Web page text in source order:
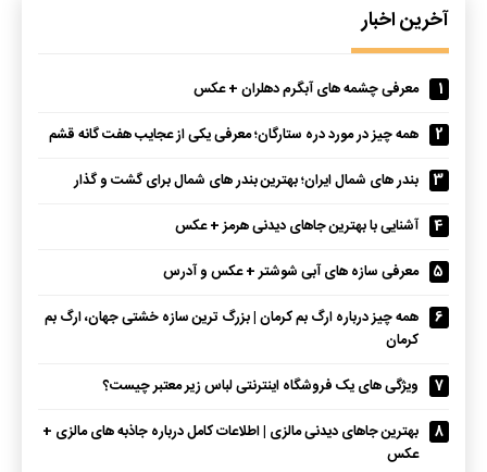
آخرین اخبار
1
معرفی چشمه های آبگرم دهلران + عکس
2
همه چیز در مورد دره ستارگان؛ معرفی یکی از عجایب هفت گانه قشم
3
بندر های شمال ایران؛ بهترین بندر های شمال برای گشت و گذار
4
آشنایی با بهترین جاهای دیدنی هرمز + عکس
5
معرفی سازه های آبی شوشتر + عکس و آدرس
6
همه چیز درباره ارگ بم کرمان | بزرگ ترین سازه خشتی جهان، ارگ بم
کرمان
7
ویژگی های یک فروشگاه اینترنتی لباس زیر معتبر چیست؟
8
بهترین جاهای دیدنی مالزی | اطلاعات کامل درباره جاذبه های مالزی +
عکس